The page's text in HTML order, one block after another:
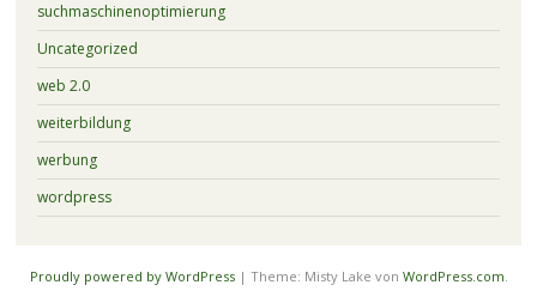
suchmaschinenoptimierung
Uncategorized
web 2.0
weiterbildung
werbung
wordpress
Proudly powered by WordPress | Theme: Misty Lake von WordPress.com.